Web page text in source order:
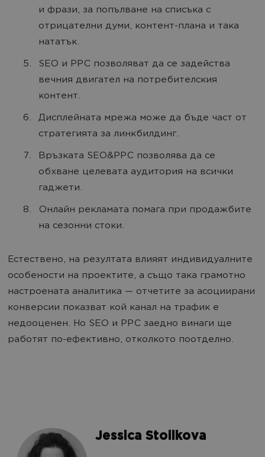
и фрази, за попълване на списъка с
отрицателни думи, контент-плана и така
нататък.
SEO и PPC позволяват да се задейства
вечния двигател на потребителския
контент.
Дисплейната мрежа може да бъде част от
стратегията за линкбилдинг.
Връзката SEO&PPC позволява да се
обхване целевата аудитория на всички
гаджети.
Онлайн рекламата помага при продажбите
на сезонни стоки.
Естествено, на резултата влияят индивидуалните
особености на проектите, а също така грамотно
настроената аналитика — отчетите за асоциирани
конверсии показват кой канал на трафик е
недооценен. Но SEO и PPC заедно винаги ще
работят по-ефективно, отколкото поотделно.
Jessica Stoilkova